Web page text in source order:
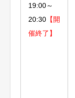
19:00～
20:30 【開
催終了】